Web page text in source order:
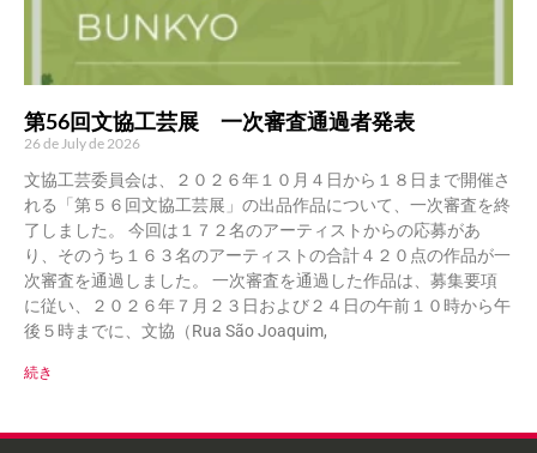
第56回文協工芸展 一次審査通過者発表
26 de July de 2026
文協工芸委員会は、２０２６年１０月４日から１８日まで開催さ
れる「第５６回文協工芸展」の出品作品について、一次審査を終
了しました。 今回は１７２名のアーティストからの応募があ
り、そのうち１６３名のアーティストの合計４２０点の作品が一
次審査を通過しました。 一次審査を通過した作品は、募集要項
に従い、２０２６年７月２３日および２４日の午前１０時から午
後５時までに、文協（Rua São Joaquim,
続き